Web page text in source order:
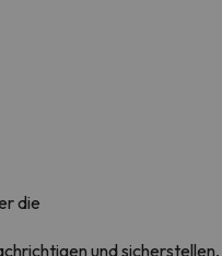
die
und